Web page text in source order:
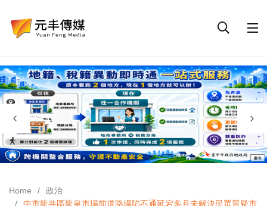
Home
政治
中市龍井區龍泉市場前道路塌陷不通延宕多月未解決民眾質疑市